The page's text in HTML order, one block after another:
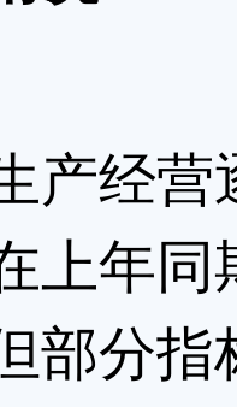
产经
上年
部分